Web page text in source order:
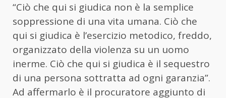
“Ciò che qui si giudica non è la semplice
soppressione di una vita umana. Ciò che
qui si giudica è l’esercizio metodico, freddo,
organizzato della violenza su un uomo
inerme. Ciò che qui si giudica è il sequestro
di una persona sottratta ad ogni garanzia”.
Ad affermarlo è il procuratore aggiunto di